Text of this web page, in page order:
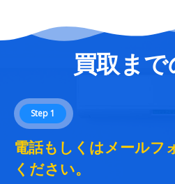
買取ま
Step 1
電話もしくはメールフ
ください。